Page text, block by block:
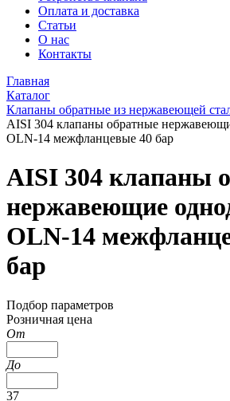
Оплата и доставка
Статьи
О нас
Контакты
Главная
Каталог
Клапаны обратные из нержавеющей
AISI 304 клапаны обратные
OLN-14 межфланцевые 40 бар
AISI 304 клапаны
нержавеющие
OLN-14
бар
Подбор параметров
Розничная цена
От
До
37